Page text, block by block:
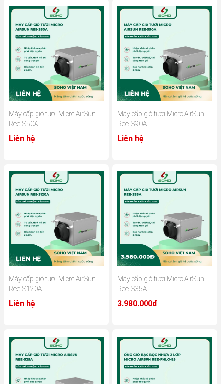
Máy cấp gió tươi Micro AirSun
Ree-S50A
Liên hệ
Máy cấp gió tươi Micro AirSun
Ree-S90A
Liên hệ
Máy cấp gió tươi Micro AirSun
Ree-S120A
Liên hệ
Máy cấp gió tươi Micro AirSun
Ree-S35A
3.980.000đ